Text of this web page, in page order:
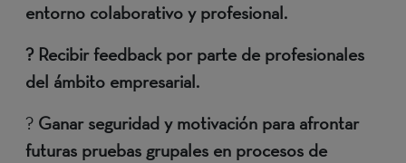
entorno colaborativo y profesional.
? Recibir feedback por parte de profesionales
del ámbito empresarial.
? Ganar seguridad y motivación para afrontar
futuras pruebas grupales en procesos de